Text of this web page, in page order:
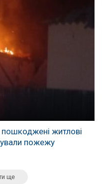
пошкоджені житлові
пожежу
ще